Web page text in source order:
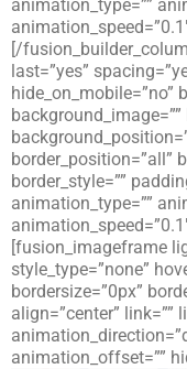
animation_type=””
[/
last=”yes”
hide_on_mobile=”no”
border_position=”all”
border_style=””
animation_type=””
[fusion_imageframe
style_type=”none”
bordersize=”0px”
align=”center” link=””
animation_offset=””